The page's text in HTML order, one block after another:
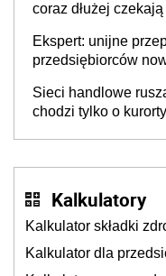
coraz dłużej
Ekspert: unijne
przedsiębiorców
Sieci handlowe
chodzi tylko o
Kalkulatory
Kalkulator składki
Kalkulator dla